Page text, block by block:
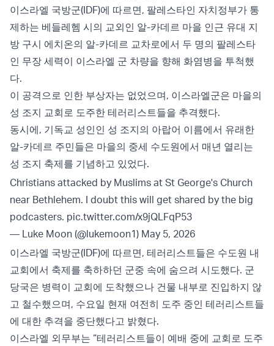
이스라엘 국방군(IDF)에 따르면, 팔레스타인 자치정부가 통
제하는 베들레헴 시의 교외인 알-카데르 마을 인근 유대 지
방 구시 에치온의 알-카데르 교차로에서 두 명의 팔레스타
인 무장 세력이 이스라엘 군 차량을 향해 화염병을 투척했
다.
이 공격으로 인한 부상자는 없었으며, 이스라엘군은 마을의
성 조지 교회로 도주한 테러리스트들을 추격했다.
동시에, 기독교 성인인 성 조지의 아랍어 이름에서 유래한
알-카데르 주민들은 마을의 중세 수도원에서 매년 열리는
성 조지 축제를 기념하고 있었다.
Christians attacked by Muslims at St George's Church
near Bethlehem. I doubt this will get shared by the big
podcasters. pic.twitter.com/x9jQLFqP53
— Luke Moon (@lukemoon1) May 5, 2026
이스라엘 국방군(IDF)에 따르면, 테러리스트들은 수도원 내
교회에서 축제를 축하하던 군중 속에 숨으려 시도했다. 군
당국은 병력이 교회에 도착했으나 건물 내부로 진입하지 않
고 철수했으며, 수요일 현재 여전히 도주 중인 테러리스트들
에 대한 추격을 중단했다고 밝혔다.
이스라엘 외무부는 “테러리스트들이 예배 중에 교회로 도주